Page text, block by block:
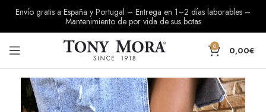
Envío gratis a España y Portugal – Entrega en 1–2 días laborables –
Mantenimiento de por vida de sus botas
0 0,00€